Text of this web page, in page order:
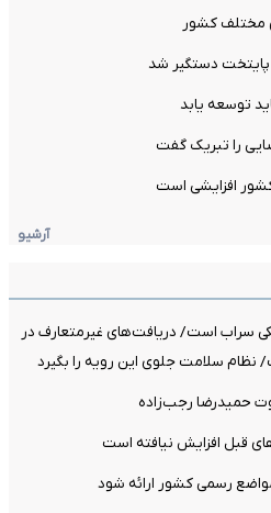
مختلف کشور
دستگیر شد
توسعه یابد
را تبریک گفت
افزایشی است
آرشیو
سراب است/ دریافت‌های غیرمتعارف در
سلامت جلوی این رویه را بگیرد
حمیدرضا رجب‌زاده
قبل افزایش نیافته است
رسمی کشور ارائه شود